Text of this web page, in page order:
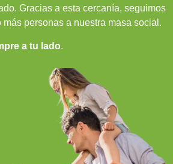
Gracias a esta cercanía, seguimos
personas a nuestra masa social.
a tu lado.